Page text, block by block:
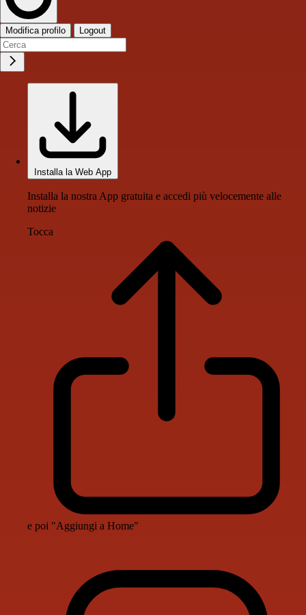
Modifica profilo Logout
Installa la Web App
Installa la nostra App gratuita e accedi più velocemente alle
notizie
Tocca
e poi "Aggiungi a Home"